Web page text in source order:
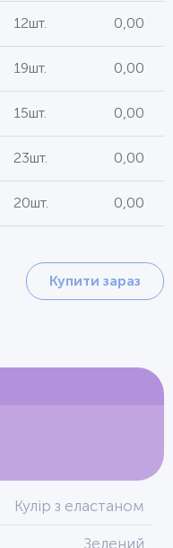
12шт. 0,00
19шт. 0,00
15шт. 0,00
23шт. 0,00
20шт. 0,00
Купити зараз
Кулір з еластаном
Зелений